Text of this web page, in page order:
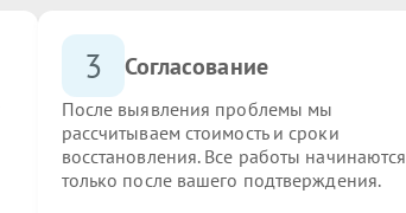
3 Согласование
После выявления проблемы мы
рассчитываем стоимость и сроки
восстановления. Все работы начинаются
только после вашего подтверждения.